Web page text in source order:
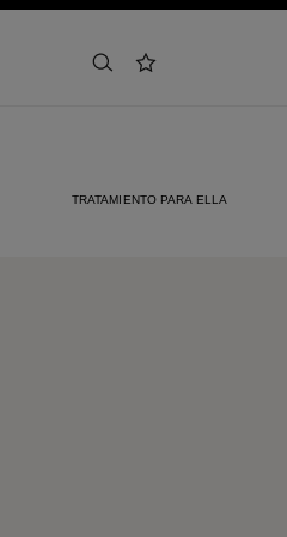
buscarlista de deseos
TRATAMIENTO PARA ELLA